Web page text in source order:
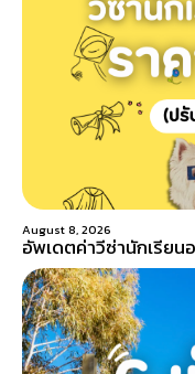
August 8, 2026
อัพเดตค่าวีซ่านักเรียน